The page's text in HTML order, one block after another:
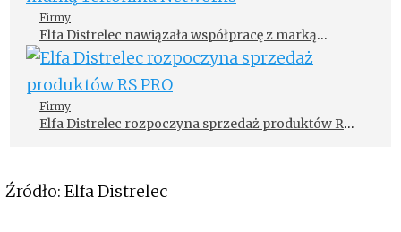
Firmy
Elfa Distrelec nawiązała współpracę z marką
Teltonika Networks
Firmy
Elfa Distrelec rozpoczyna sprzedaż produktów RS
Źródło: Elfa Distrelec